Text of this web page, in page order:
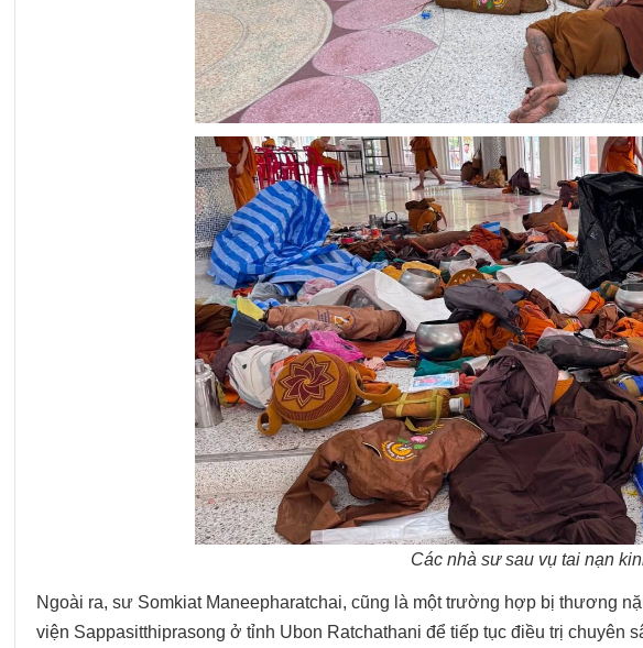
Các nhà sư sau vụ tai nạn
Ngoài ra, sư Somkiat Maneepharatchai, cũng là một trường hợp bị thương
viện Sappasitthiprasong ở tỉnh Ubon Ratchathani để tiếp tục điều trị chuyên